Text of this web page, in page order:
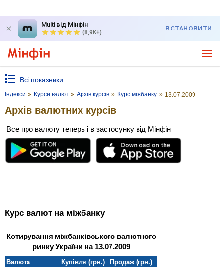
Multi від Мінфін
(8,9K+)
ВСТАНОВИТИ
Всі показники
Індекси » Курси валют » Архів курсів » Курс міжбанку » 13.07.2009
Архів валютних курсів
Все про валюту теперь і в застосунку від Мінфін
Курс валют на міжбанку
Котирування міжбанківського валютного
ринку України на 13.07.2009
Валюта Купівля (грн.)
Продаж (грн.)